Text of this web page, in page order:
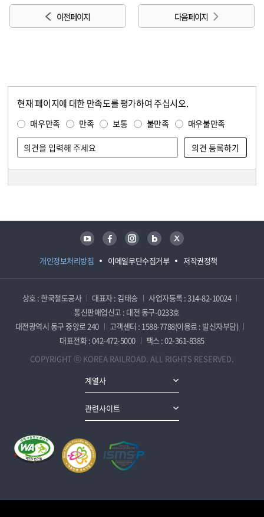
이전 페이지 다음 페이지
현재 페이지에 대한 만족도를 평가하여 주십시오.
매우만족 만족 보통 불만족 매우불만족
개인정보처리방침 이메일무단수집거부 저작권정책
유튜브 페이스북 인스타그램 블로그 트위터
상호 : 한국철도공사 대표자 : 김태승
사업자등록 : 314-82-10024
통신판매업신고 : 대전 동구-0233호
대전광역시 동구 중앙로 240
고객센터 : 1588-7788(이용료 : 발신자부담)
대표전화 : 042-472-5000
팩스 : 02-361-8385
COPYRIGHT ⓒ KOREA RAILROAD. ALL RIGHTS RESERVED.
계열사
관련사이트